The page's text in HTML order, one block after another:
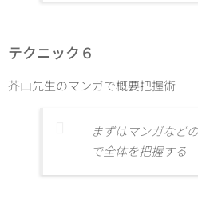
テクニック６
芥山先生のマンガで概要把握術
まずはマンガなど
で全体を把握する